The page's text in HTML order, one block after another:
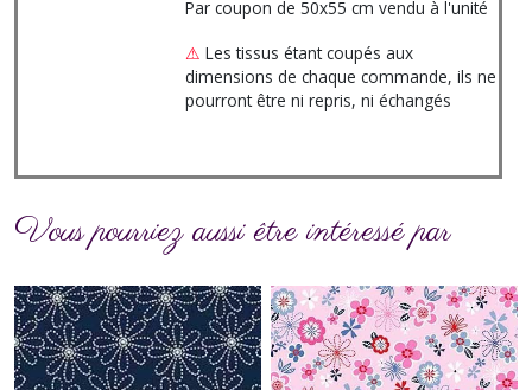
Par coupon de 50x55 cm vendu à l'unité
⚠ Les tissus étant coupés aux
dimensions de chaque commande, ils ne
pourront être ni repris, ni échangés
Vous pourriez aussi être intéressé par